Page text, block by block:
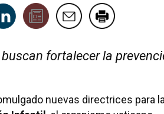
fortalecer la
nuevas directrices para